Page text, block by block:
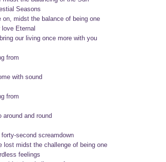
Seasons
on, midst the balance of being one
Eternal
our living once more with you
from
with sound
from
around and round
second screamdown
lost midst the challenge of being one
feelings